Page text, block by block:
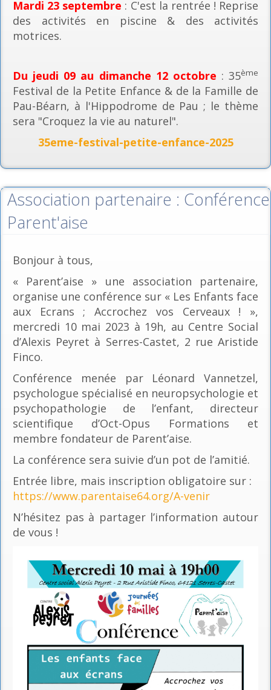
Mardi 23 septembre : C'est la rentrée ! Reprise
des activités en piscine & des activités
motrices.
Du jeudi 09 au dimanche 12 octobre : 35ème
Festival de la Petite Enfance & de la Famille de
Pau-Béarn, à l'Hippodrome de Pau ; le thème
sera "Croquez la vie au naturel".
35eme-festival-petite-enfance-2025
Association partenaire : Conférence
Parent'aise
Bonjour à tous,
« Parent’aise » une association partenaire,
organise une conférence sur « Les Enfants face
aux Ecrans ; Accrochez vos Cerveaux ! »,
mercredi 10 mai 2023 à 19h, au Centre Social
d’Alexis Peyret à Serres-Castet, 2 rue Aristide
Finco.
Conférence menée par Léonard Vannetzel,
psychologue spécialisé en neuropsychologie et
psychopathologie de l’enfant, directeur
scientifique d’Oct-Opus Formations et
membre fondateur de Parent’aise.
La conférence sera suivie d’un pot de l’amitié.
Entrée libre, mais inscription obligatoire sur :
https://www.parentaise64.org/A-venir
N’hésitez pas à partager l’information autour
de vous !